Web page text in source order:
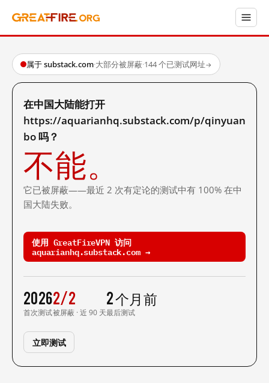
属于 substack.com·大部分被屏蔽·144 个已测试网址→
在中国大陆能打开
https://aquarianhq.substack.com/p/qinyuan
bo 吗？
不能。
它已被屏蔽——最近 2 次有定论的测试中有 100% 在中
国大陆失败。
使用 GreatFireVPN 访问
aquarianhq.substack.com →
2026
首次测试
2/2
被屏蔽 · 近 90 天
2 个月前
最后测试
立即测试